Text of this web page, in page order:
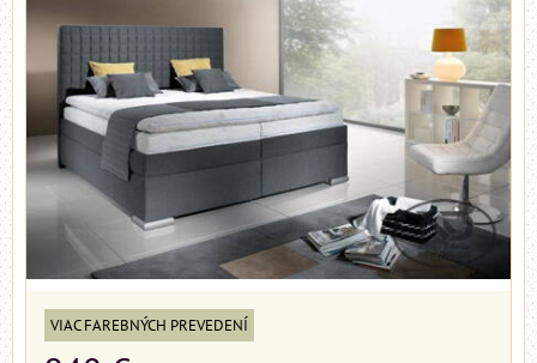
VIAC FAREBNÝCH PREVEDENÍ